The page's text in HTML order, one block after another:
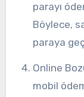
parayı
Böylece,
paraya
Online Bozum Hizmetleri: Bazı platformlar,
mobil